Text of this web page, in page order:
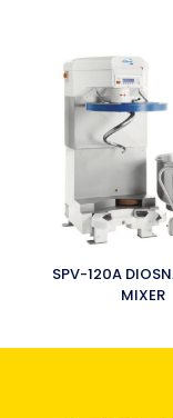
SPV-120A
MIXER